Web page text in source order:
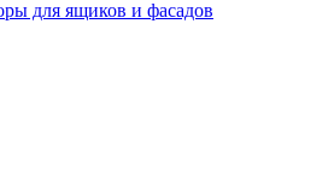
для ящиков и фасадов